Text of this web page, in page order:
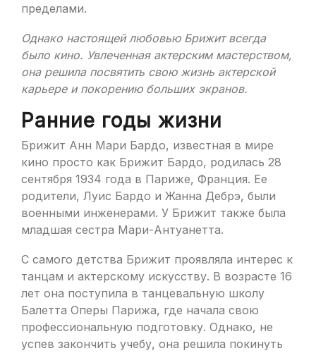
пределами.
Однако настоящей любовью Брижит всегда
было кино. Увлеченная актерским мастерством,
она решила посвятить свою жизнь актерской
карьере и покорению больших экранов.
Ранние годы жизни
Брижит Анн Мари Бардо, известная в мире
кино просто как Брижит Бардо, родилась 28
сентября 1934 года в Париже, Франция. Ее
родители, Луис Бардо и Жанна Дебрэ, были
военными инженерами. У Брижит также была
младшая сестра Мари-Антуанетта.
С самого детства Брижит проявляла интерес к
танцам и актерскому искусству. В возрасте 16
лет она поступила в танцевальную школу
Балетта Оперы Парижа, где начала свою
профессиональную подготовку. Однако, не
успев закончить учебу, она решила покинуть